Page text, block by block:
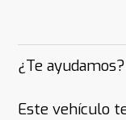
¿Te ayudamos?
Este vehículo